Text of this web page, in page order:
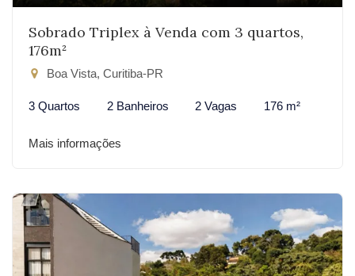
Sobrado Triplex à Venda com 3 quartos,
176m²
Boa Vista, Curitiba-PR
3 Quartos 2 Banheiros 2 Vagas 176 m²
Mais informações